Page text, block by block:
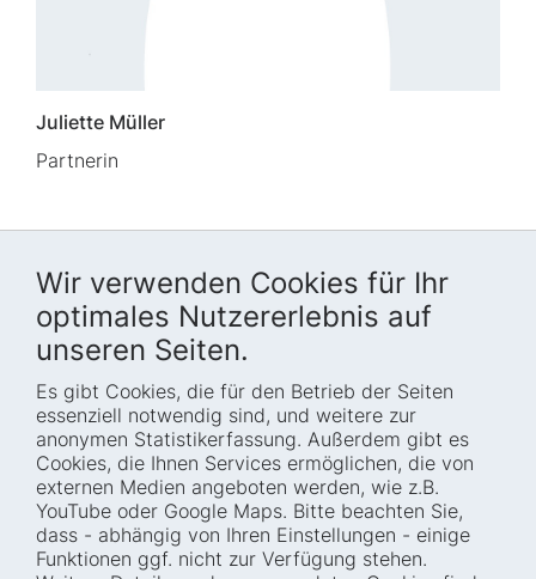
Wir verwenden Cookies für Ihr
optimales Nutzererlebnis auf
unseren Seiten.
Es gibt Cookies, die für den Betrieb der Seiten
essenziell notwendig sind, und weitere zur
anonymen Statistikerfassung. Außerdem gibt es
Cookies, die Ihnen Services ermöglichen, die von
externen Medien angeboten werden, wie z.B.
YouTube oder Google Maps. Bitte beachten Sie,
dass - abhängig von Ihren Einstellungen - einige
Funktionen ggf. nicht zur Verfügung stehen.
Juliette Müller
Partnerin
Startseite
Wer wir sind
Wie wir arbeiten
Projekte
Fellowships
Blog
Presse
Termine
Barrierefreiheit
Transparenz